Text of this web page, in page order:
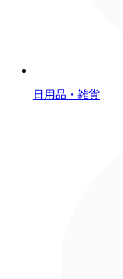
日用品・雑貨